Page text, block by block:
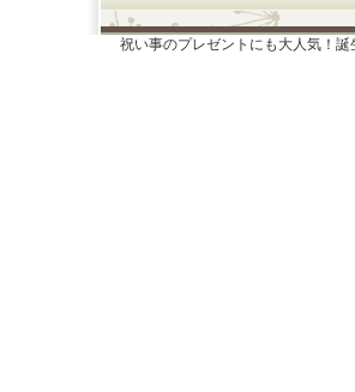
祝い事のプレゼントにも大人気！